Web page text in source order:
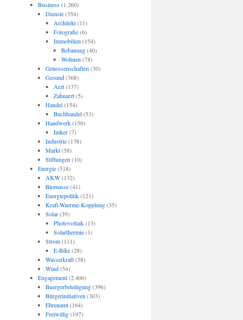
Business(1.260)
Dienste(354)
Architekt(11)
Fotografie(6)
Immobilien (154)
Bebauung(40)
Wohnen (78)
Genossenschaften (30)
Gesund(368)
Arzt(137)
Zahnarzt(5)
Handel(154)
Buchhandel(53)
Handwerk(150)
Imker(7)
Industrie(138)
Markt(58)
Stiftungen (10)
Energie(518)
AKW(132)
Biomasse(41)
Energiepolitik(121)
Kraft-Waerme-Kopplung(35)
Solar(39)
Photovoltaik(13)
Solarthermie(1)
Strom(111)
E-Bike(28)
Wasserkraft(38)
Wind(54)
Engagement(2.406)
Buergerbeteiligung(396)
Bürgerinitiativen (303)
Ehrenamt(164)
Freiwillig(197)